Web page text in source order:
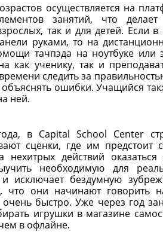
осуществляется на
занятий, что
так и для детей. Если
руками, то на
тачпэда на ноутбуке или
как ученику, так и
следить за
ошибки. Учащийся
ней.
в Capital School Center
сценки, где им предстоит
действий
необходимую для
исключает бездумную
что они начинают говорить
очень быстро. Уже через год
игрушки в магазине
в офлайне.